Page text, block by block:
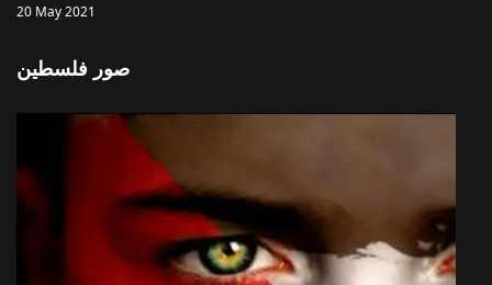
20 May 2021
صور فلسطين